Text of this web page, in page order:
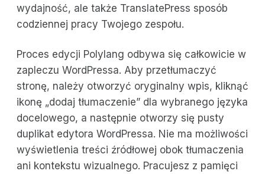
wydajność, ale także TranslatePress sposób
codziennej pracy Twojego zespołu.
Proces edycji Polylang odbywa się całkowicie w
zapleczu WordPressa. Aby przetłumaczyć
stronę, należy otworzyć oryginalny wpis, kliknąć
ikonę „dodaj tłumaczenie” dla wybranego języka
docelowego, a następnie otworzy się pusty
duplikat edytora WordPressa. Nie ma możliwości
wyświetlenia treści źródłowej obok tłumaczenia
ani kontekstu wizualnego. Pracujesz z pamięci